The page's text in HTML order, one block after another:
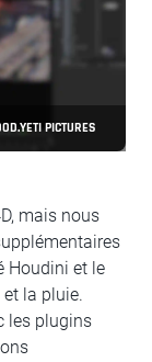
PICTURES
mais nous
Houdini et le
la pluie.
les plugins